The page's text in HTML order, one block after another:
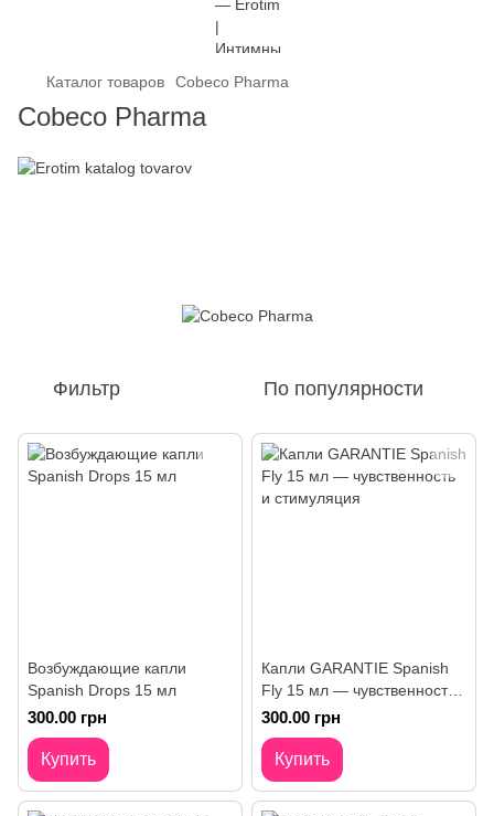
Каталог товаров Cobeco Pharma
Cobeco Pharma
Фильтр По популярности
Возбуждающие капли
Spanish Drops 15 мл
300.00 грн
Купить
Капли GARANTIE Spanish
Fly 15 мл — чувственность
и стимуляция
300.00 грн
Купить